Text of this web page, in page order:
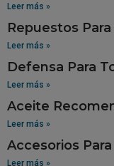
Leer más »
Repuestos
Leer más »
Defensa Para
Leer más »
Aceite
Leer más »
Accesorios Para
Leer más »